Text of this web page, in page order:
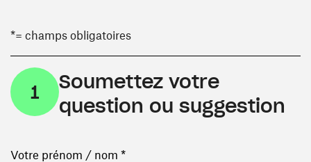
*= champs obligatoires
1
Soumettez votre
question ou suggestion
Votre prénom / nom *